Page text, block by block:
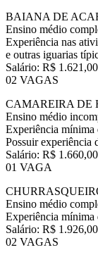
BAIANA DE
Ensino médio
Experiência nas
e outras iguarias
Salário: R$
02 VAGAS
CAMAREIRA DE
Ensino médio
Experiência mínima
Possuir experiência
Salário: R$
01 VAGA
Ensino médio
Experiência mínima
Salário: R$
02 VAGAS